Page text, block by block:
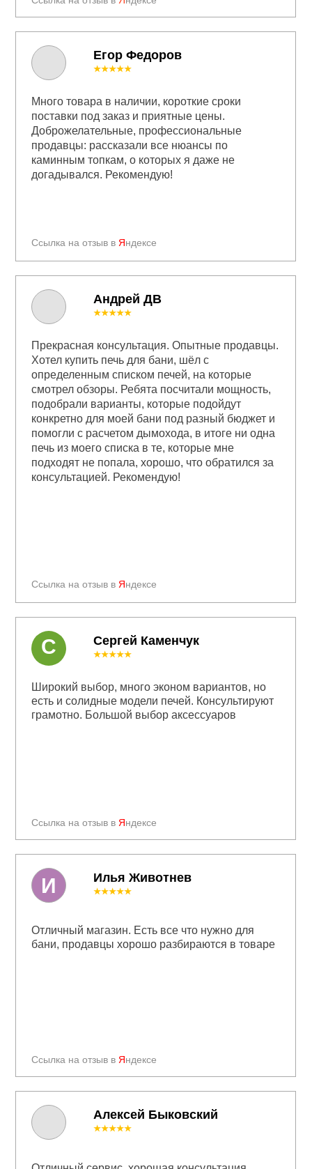
Егор Федоров
Ссылка на отзыв в Яндексе
★★★★★
Много товара в наличии, короткие сроки
поставки под заказ и приятные цены.
Доброжелательные, профессиональные
продавцы: рассказали все нюансы по
каминным топкам, о которых я даже не
догадывался. Рекомендую!
Андрей ДВ
Ссылка на отзыв в Яндексе
★★★★★
Прекрасная консультация. Опытные продавцы.
Хотел купить печь для бани, шёл с
определенным списком печей, на которые
смотрел обзоры. Ребята посчитали мощность,
подобрали варианты, которые подойдут
конкретно для моей бани под разный бюджет и
помогли с расчетом дымохода, в итоге ни одна
печь из моего списка в те, которые мне
подходят не попала, хорошо, что обратился за
консультацией. Рекомендую!
Сергей Каменчук
Ссылка на отзыв в Яндексе
★★★★★
Широкий выбор, много эконом вариантов, но
есть и солидные модели печей. Консультируют
грамотно. Большой выбор аксессуаров
С
Илья Животнев
Ссылка на отзыв в Яндексе
★★★★★
Отличный магазин. Есть все что нужно для
бани, продавцы хорошо разбираются в товаре
И
Алексей Быковский
★★★★★